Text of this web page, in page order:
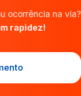
ocorrência na via?
rapidez!